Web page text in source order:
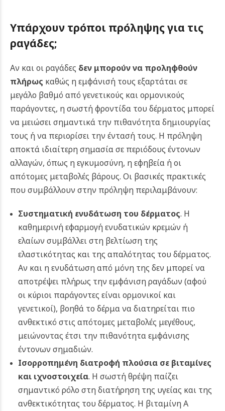
Υπάρχουν τρόποι πρόληψης για τις
ραγάδες;
Αν και οι ραγάδες δεν μπορούν να προληφθούν
πλήρως καθώς η εμφάνισή τους εξαρτάται σε
μεγάλο βαθμό από γενετικούς και ορμονικούς
παράγοντες, η σωστή φροντίδα του δέρματος μπορεί
να μειώσει σημαντικά την πιθανότητα δημιουργίας
τους ή να περιορίσει την έντασή τους. Η πρόληψη
αποκτά ιδιαίτερη σημασία σε περιόδους έντονων
αλλαγών, όπως η εγκυμοσύνη, η εφηβεία ή οι
απότομες μεταβολές βάρους. Οι βασικές πρακτικές
που συμβάλλουν στην πρόληψη περιλαμβάνουν:
Συστηματική ενυδάτωση του δέρματος. Η
καθημερινή εφαρμογή ενυδατικών κρεμών ή
ελαίων συμβάλλει στη βελτίωση της
ελαστικότητας και της απαλότητας του δέρματος.
Αν και η ενυδάτωση από μόνη της δεν μπορεί να
αποτρέψει πλήρως την εμφάνιση ραγάδων (αφού
οι κύριοι παράγοντες είναι ορμονικοί και
γενετικοί), βοηθά το δέρμα να διατηρείται πιο
ανθεκτικό στις απότομες μεταβολές μεγέθους,
μειώνοντας έτσι την πιθανότητα εμφάνισης
έντονων σημαδιών.
Ισορροπημένη διατροφή πλούσια σε βιταμίνες
και ιχνοστοιχεία. Η σωστή θρέψη παίζει
σημαντικό ρόλο στη διατήρηση της υγείας και της
ανθεκτικότητας του δέρματος. Η βιταμίνη Α